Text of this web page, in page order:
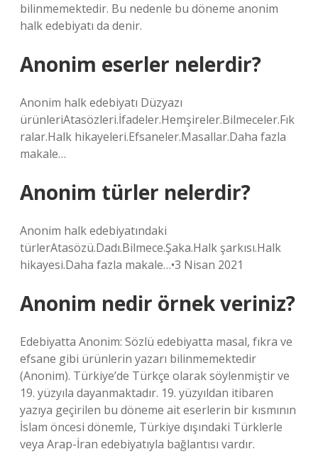
bilinmemektedir. Bu nedenle bu döneme anonim
halk edebiyatı da denir.
Anonim eserler nelerdir?
Anonim halk edebiyatı Düzyazı
ürünleriAtasözleri.İfadeler.Hemşireler.Bilmeceler.Fık
ralar.Halk hikayeleri.Efsaneler.Masallar.Daha fazla
makale…
Anonim türler nelerdir?
Anonim halk edebiyatındaki
türlerAtasözü.Dadı.Bilmece.Şaka.Halk şarkısı.Halk
hikayesi.Daha fazla makale…•3 Nisan 2021
Anonim nedir örnek veriniz?
Edebiyatta Anonim: Sözlü edebiyatta masal, fıkra ve
efsane gibi ürünlerin yazarı bilinmemektedir
(Anonim). Türkiye’de Türkçe olarak söylenmiştir ve
19. yüzyıla dayanmaktadır. 19. yüzyıldan itibaren
yazıya geçirilen bu döneme ait eserlerin bir kısmının
İslam öncesi dönemle, Türkiye dışındaki Türklerle
veya Arap-İran edebiyatıyla bağlantısı vardır.